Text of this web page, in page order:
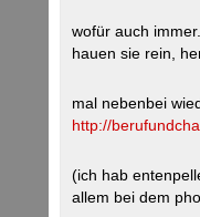
wofür auch
hauen sie rein,
mal nebenbei
http://
(ich hab
allem bei dem